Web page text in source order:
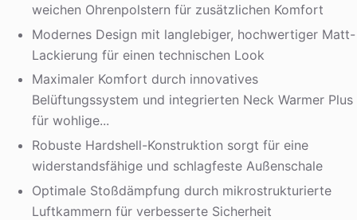
weichen Ohrenpolstern für zusätzlichen Komfort
Modernes Design mit langlebiger, hochwertiger Matt-
Lackierung für einen technischen Look
Maximaler Komfort durch innovatives
Belüftungssystem und integrierten Neck Warmer Plus
für wohlige...
Robuste Hardshell-Konstruktion sorgt für eine
widerstandsfähige und schlagfeste Außenschale
Optimale Stoßdämpfung durch mikrostrukturierte
Luftkammern für verbesserte Sicherheit